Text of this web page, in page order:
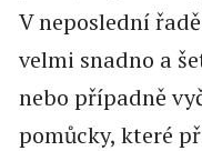
V neposlední
velmi snadno a
nebo případně
pomůcky, které